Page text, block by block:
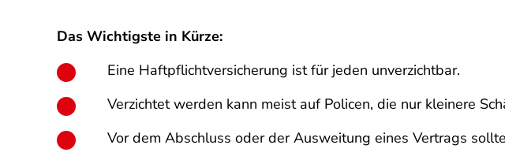
Das Wichtigste in Kürze:
Eine Haftpflichtversicherung ist für jeden unverzichtbar.
Verzichtet werden kann meist auf Policen, die nur kleinere
Vor dem Abschluss oder der Ausweitung eines Vertrags